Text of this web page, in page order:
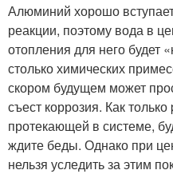
Алюминий хорошо
реакции, поэтому вода в
отопления для него будет
столько химических
скором будущем может
съест коррозия. Как
протекающей в системе,
ждите беды. Однако при
нельзя уследить за этим